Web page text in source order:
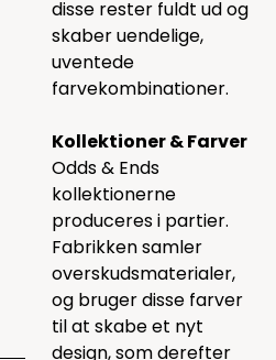
disse rester fuldt ud og
skaber uendelige,
uventede
farvekombinationer.
Kollektioner & Farver
Odds & Ends
kollektionerne
produceres i partier.
Fabrikken samler
overskudsmaterialer,
og bruger disse farver
til at skabe et nyt
design, som derefter